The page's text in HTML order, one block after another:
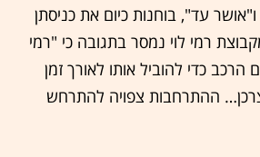
עד", בוחנות כיום את כניסתן
רמי לוי נמסר בתגובה כי "רמי
הרכב כדי להוביל אותו לאורך זמן
ההתרחבות צפויה להתרחש